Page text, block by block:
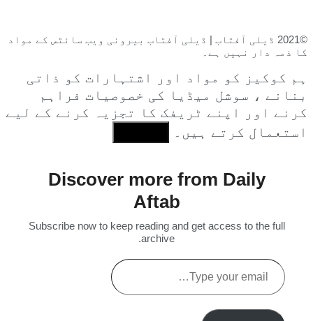
©2021 ڈیلی آفتاب | ڈیلی آفتاب بیرونی ویب سائٹس کے مواد
کا ذمہ دار نہیں ہے۔
ہم کوکیز کو مواد اور اشتہارات کو ذاتی
بنانے ، سوشل میڈیا کی خصوصیات فراہم
کرنے اور اپنے ٹریفک کا تجزیہ کرنے کے لیے
استعمال کرتے ہیں۔
Discover more from Daily
Aftab
Subscribe now to keep reading and get access to the full
archive.
Type
your